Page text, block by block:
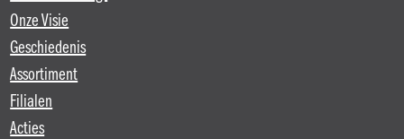
Onze Visie
Geschiedenis
Assortiment
Filialen
Acties